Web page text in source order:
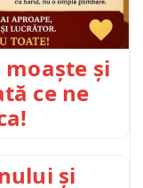
moaște și
ce ne
și